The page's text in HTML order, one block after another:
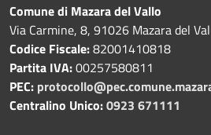
Comune di Mazara del Vallo
Via Carmine, 8, 91026 Mazara del
Codice Fiscale:82001410818
Partita IVA:00257580811
PEC:
Centralino Unico:0923 671111